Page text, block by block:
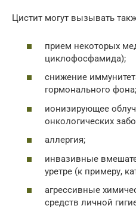
Цистит могут вызывать
прием некоторых
циклофосфамида);
снижение
гормонального фона;
ионизирующее
онкологических
аллергия;
инвазивные
уретре (к примеру,
агрессивные
средств личной